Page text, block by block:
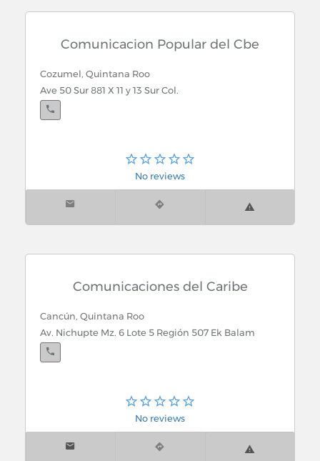
Comunicacion Popular del Cbe
Cozumel, Quintana Roo
Ave 50 Sur 881 X 11 y 13 Sur Col.
No reviews
Comunicaciones del Caribe
Cancún, Quintana Roo
Av. Nichupte Mz. 6 Lote 5 Región 507 Ek Balam
No reviews